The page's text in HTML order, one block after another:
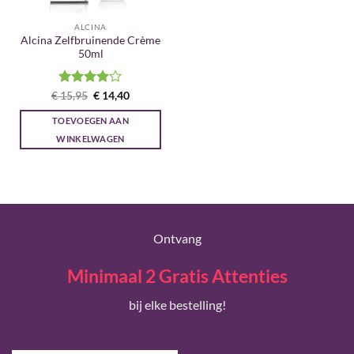
ALCINA
Alcina Zelfbruinende Crème
50ml
Gewaardeerd
4uit 5
€15,95 Oorspronkelijke
prijs
was:
€ 15,95.
€ 14,40Huidige
is:
TOEVOEGEN AAN
WINKELWAGEN
Ontvang
Minimaal 2 Gratis Attenties
bij elke bestelling!